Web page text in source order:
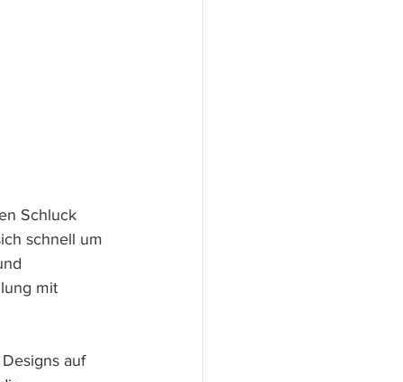
Schluck
schnell um
mit
auf